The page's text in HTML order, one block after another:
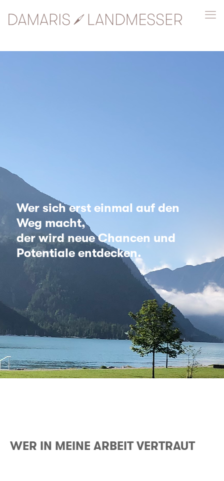
Wer sich erst einmal auf den
Weg macht,
der wird neue Chancen und
Potentiale entdecken.
WER IN MEINE ARBEIT VERTRAUT